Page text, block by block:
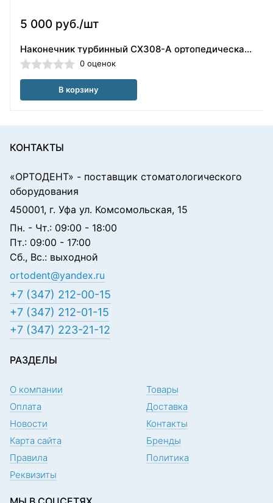
5 000 руб./шт
Наконечник турбинный CX308-A ортопедическая головка(40101854)
0 оценок
В корзину
КОНТАКТЫ
«ОРТОДЕНТ» - поставщик стоматологического
оборудования
450001, г. Уфа ул. Комсомольская, 15
Пн. - Чт.: 09:00 - 18:00
Пт.: 09:00 - 17:00
Сб., Вс.: выходной
ortodent@yandex.ru
+7 (347) 212-00-15
+7 (347) 212-01-15
+7 (347) 223-21-12
РАЗДЕЛЫ
О компании
Товары
Оплата
Доставка
Новости
Контакты
Карта сайта
Бренды
Правила
Политика
Реквизиты